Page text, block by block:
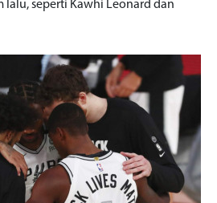
lalu, seperti Kawhi Leonard dan